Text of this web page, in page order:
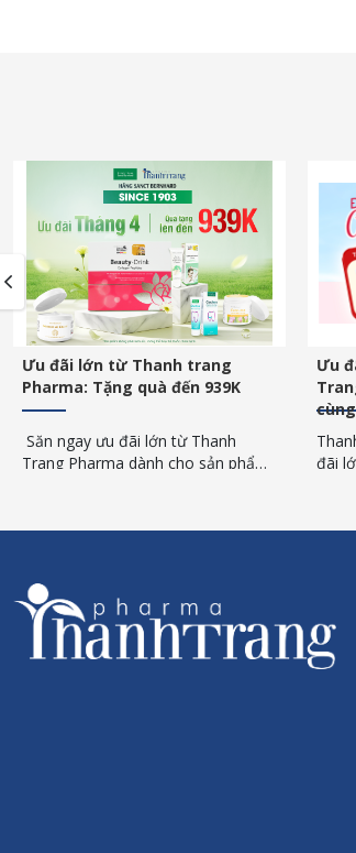
Ưu đãi lớn tháng 4 Từ Thanh
Trang Pharma: Đón hè sang
cùng sản phẩm chính hãng
Thanh Trang Pharma triển khai ưu
đãi lớn tháng 4: mua sản phẩm
chăm sóc sức khỏe toàn diện.